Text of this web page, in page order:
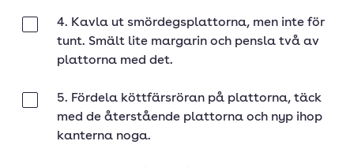
4. Kavla ut smördegsplattorna, men inte för
tunt. Smält lite margarin och pensla två av
plattorna med det.
5. Fördela köttfärsröran på plattorna, täck
med de återstående plattorna och nyp ihop
kanterna noga.